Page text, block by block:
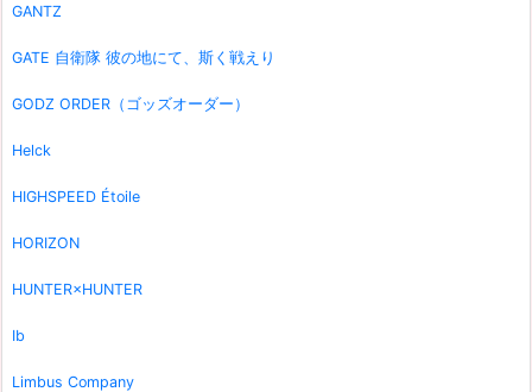
GANTZ
GATE 自衛隊 彼の地にて、斯く戦えり
GODZ ORDER（ゴッズオーダー）
Helck
HIGHSPEED Étoile
HORIZON
HUNTER×HUNTER
Ib
Limbus Company